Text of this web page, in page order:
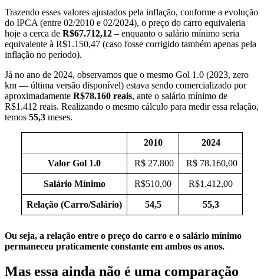
Trazendo esses valores ajustados pela inflação, conforme a evolução
do IPCA (entre 02/2010 e 02/2024), o preço do carro equivaleria
hoje a cerca de R$67.712,12 – enquanto o salário mínimo seria
equivalente à R$1.150,47 (caso fosse corrigido também apenas pela
inflação no período).
Já no ano de 2024, observamos que o mesmo Gol 1.0 (2023, zero
km — última versão disponível) estava sendo comercializado por
aproximadamente R$78.160 reais, ante o salário mínimo de
R$1.412 reais. Realizando o mesmo cálculo para medir essa relação,
temos 55,3 meses.
2010 2024
Valor Gol 1.0 R$ 27.800 R$ 78.160,00
Salário Mínimo R$510,00 R$1.412,00
Relação (Carro/Salário) 54,5 55,3
Ou seja, a relação entre o preço do carro e o salário mínimo
permaneceu praticamente constante em ambos os anos.
Mas essa ainda não é uma comparação